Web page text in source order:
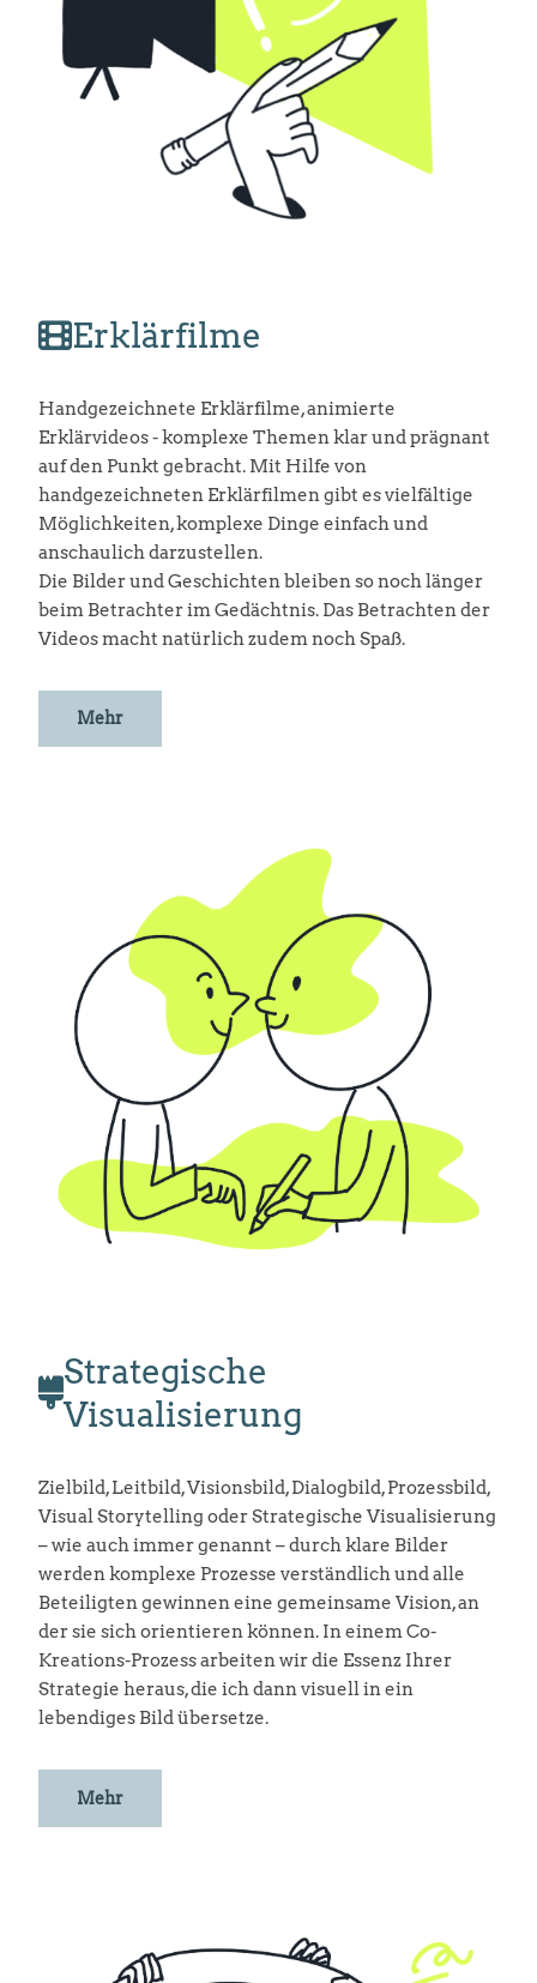
Erklärfilme
Handgezeichnete Erklärfilme, animierte
Erklärvideos - komplexe Themen klar und prägnant
auf den Punkt gebracht. Mit Hilfe von
handgezeichneten Erklärfilmen gibt es vielfältige
Möglichkeiten, komplexe Dinge einfach und
anschaulich darzustellen.
Die Bilder und Geschichten bleiben so noch länger
beim Betrachter im Gedächtnis. Das Betrachten der
Videos macht natürlich zudem noch Spaß.
Mehr
Strategische
Visualisierung
Zielbild, Leitbild, Visionsbild, Dialogbild, Prozessbild,
Visual Storytelling oder Strategische Visualisierung
– wie auch immer genannt – durch klare Bilder
werden komplexe Prozesse verständlich und alle
Beteiligten gewinnen eine gemeinsame Vision, an
der sie sich orientieren können. In einem Co-
Kreations-Prozess arbeiten wir die Essenz Ihrer
Strategie heraus, die ich dann visuell in ein
lebendiges Bild übersetze.
Mehr